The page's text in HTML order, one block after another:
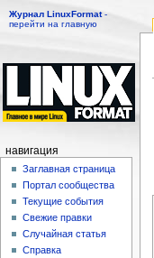
Журнал LinuxFormat-
перейти на главную
навигация
Заглавная страница
Портал сообщества
Текущие события
Свежие правки
Случайная статья
Справка